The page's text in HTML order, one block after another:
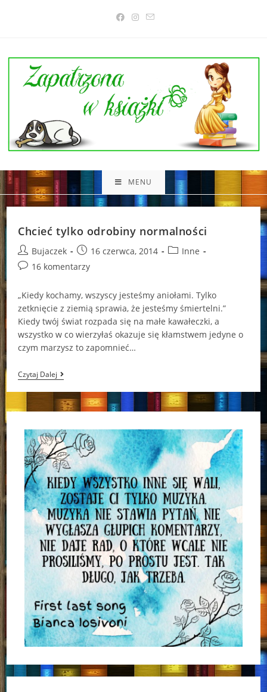
MENU
Chcieć tylko odrobiny normalności
Post
author:
Bujaczek
Post
published:
16 czerwca, 2014
PostInne
Post16 komentarzy
„Kiedy kochamy, wszyscy jesteśmy aniołami. Tylko
zetknięcie z ziemią sprawia, że jesteśmy śmiertelni.”
Kiedy twój świat rozpada się na małe kawałeczki, a
wszystko w co wierzyłaś okazuje się kłamstwem jedyne o
czym marzysz to zapomnieć…
Czytaj DalejChcieć
Tylko
Odrobiny
Normalności